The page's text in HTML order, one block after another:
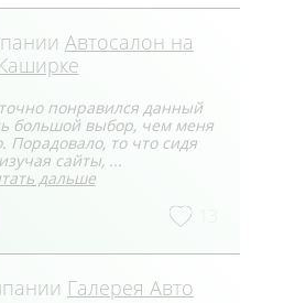
Автосалон на
Каширке
понравился данный
большой выбор, чем меня
Порадовало, то что сидя
сайты, ...
дальше
Галерея Авто